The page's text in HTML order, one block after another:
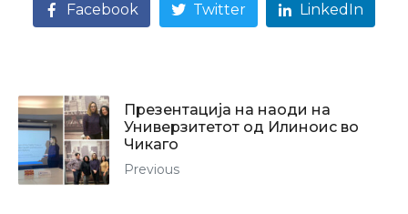
Facebook Twitter LinkedIn
Презентација на наоди на
Универзитетот од Илиноис во
Чикаго
Previous